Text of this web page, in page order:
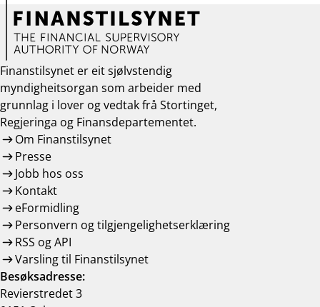
Finanstilsynet er eit sjølvstendig
myndigheitsorgan som arbeider med
grunnlag i lover og vedtak frå Stortinget,
Regjeringa og Finansdepartementet.
Om Finanstilsynet
Presse
Jobb hos oss
Kontakt
eFormidling
Personvern og tilgjengelighetserklæring
RSS og API
Varsling til Finanstilsynet
Besøksadresse:
Revierstredet 3